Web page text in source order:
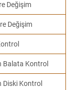
Değişim
Değişim
Balata Kontrol
Diski Kontrol